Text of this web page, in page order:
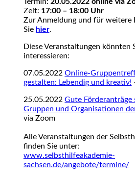
Zeit: 17:00 – 18:00 Uhr
Zur Anmeldung und für weitere
Sie hier.
Diese Veranstaltungen könnten
interessieren:
07.05.2022 Online-
gestalten: Lebendig und kreativ!
25.05.2022 Gute Förderanträge
Gruppen und Organisationen
via Zoom
Alle Veranstaltungen der
finden Sie unter:
www.selbsthilfeakademie-
sachsen.de/angebote/termine/